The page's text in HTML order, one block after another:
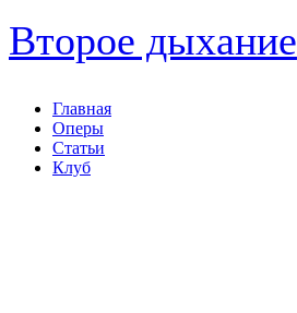
Второе дыхание
Главная
Оперы
Статьи
Клуб